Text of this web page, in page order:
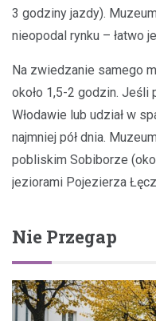
3 godziny jazdy).
nieopodal rynku – łatwo
Na zwiedzanie samego
około 1,5-2 godzin. Jeśli
Włodawie lub udział w
najmniej pół dnia.
pobliskim Sobiborze
jeziorami Pojezierza
Nie Przegap